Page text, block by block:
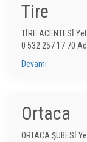
Tire
TİRE ACENTESİ
0 532 257 17 70
Devamı
Ortaca
ORTACA ŞUBESİ